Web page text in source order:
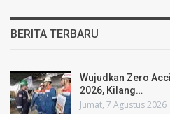
BERITA TERBARU
Wujudkan Zero
2026, Kilang…
Jumat, 7 Agustus 2026